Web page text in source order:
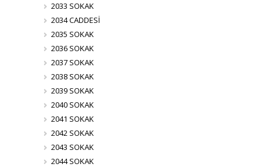
2033 SOKAK
2034 CADDESİ
2035 SOKAK
2036 SOKAK
2037 SOKAK
2038 SOKAK
2039 SOKAK
2040 SOKAK
2041 SOKAK
2042 SOKAK
2043 SOKAK
2044 SOKAK